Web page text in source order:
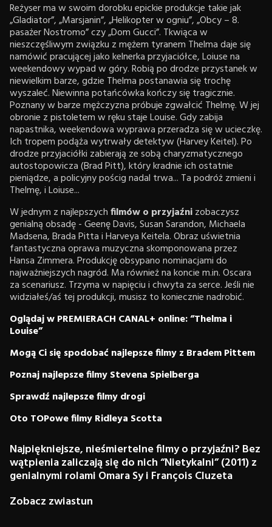
Reżyser ma w swoim dorobku epickie produkcje takie jak
„Gladiator”, „Marsjanin”, „Helikopter w ogniu”, „Obcy – 8.
pasażer Nostromo” czy „Dom Gucci”. Tkwiąca w
nieszczęśliwym związku z mężem tyranem Thelma daje się
namówić pracującej jako kelnerka przyjaciółce, Loiuse na
weekendowy wypad w góry. Robią po drodze przystanek w
niewielkim barze, gdzie Thelma postanawia się trochę
wyszaleć. Niewinna potańcówka kończy się tragicznie.
Poznany w barze mężczyzna próbuje zgwałcić Thelmę. W jej
obronie z pistoletem w ręku staje Louise. Gdy zabija
napastnika, weekendowa wyprawa przeradza się w ucieczkę.
Ich tropem podąża wytrwały detektyw (Harvey Keitel). Po
drodze przyjaciółki zabierają ze sobą charyzmatycznego
autostopowicza (Brad Pitt), który kradnie ich ostatnie
pieniądze, a policyjny pościg nadal trwa... Ta podróż zmieni i
Thelmę, i Loiuse...
W jednym z najlepszychfilmów o przyjaźnizobaczysz
genialną obsadę - Geenę Davis, Susan Sarandon, Michaela
Madsena, Brada Pitta i Harveya Keitela. Obraz uświetnia
fantastyczna oprawa muzyczna skomponowana przez
Hansa Zimmera. Produkcję obsypano nominacjami do
najważniejszych nagród. Ma również na koncie m.in. Oscara
za scenariusz. Trzyma w napięciu i chwyta za serce. Jeśli nie
widziałeś/aś tej produkcji, musisz to koniecznie nadrobić.
Oglądaj w PREMIERACH CANAL+ online: “Thelma i
Louise”
Mogą Ci się spodobać najlepsze filmy z Bradem Pittem
Poznaj najlepsze filmy Stevena Spielberga
Sprawdź najlepsze filmy drogi
Oto TOPowe filmy Ridleya Scotta
Najpiękniejsze, nieśmiertelne filmy o przyjaźni? Bez
wątpienia zaliczają się do nich “Nietykalni” (2011) z
genialnymi rolami Omara Sy i François Cluzeta
Zobacz zwiastun